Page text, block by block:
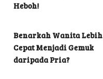
Heboh!
Benarkah Wanita Lebih
Cepat Menjadi Gemuk
daripada Pria?